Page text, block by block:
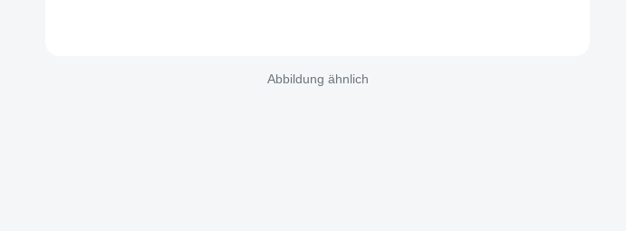
Abbildung ähnlich